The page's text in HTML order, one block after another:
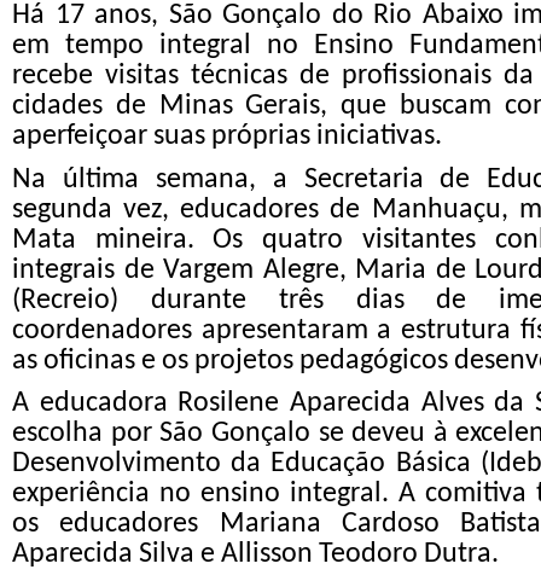
Há 17 anos, São Gonçalo do Rio Abaixo
em tempo integral no Ensino
recebe visitas técnicas de profissionais
cidades de Minas Gerais, que buscam
aperfeiçoar suas próprias iniciativas.
Na última semana, a Secretaria de
segunda vez, educadores de Manhuaçu,
Mata mineira. Os quatro visitantes
integrais de Vargem Alegre, Maria de
(Recreio) durante três dias de
coordenadores apresentaram a estrutura
as oficinas e os projetos pedagógicos
A educadora Rosilene Aparecida Alves da
escolha por São Gonçalo se deveu à
Desenvolvimento da Educação Básica
experiência no ensino integral. A comitiva
os educadores Mariana Cardoso
Aparecida Silva e Allisson Teodoro Dutra.